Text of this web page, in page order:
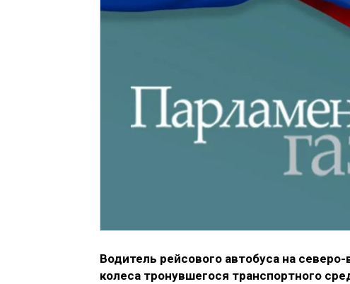
Водитель рейсового автобуса на
колеса тронувшегося транспортного